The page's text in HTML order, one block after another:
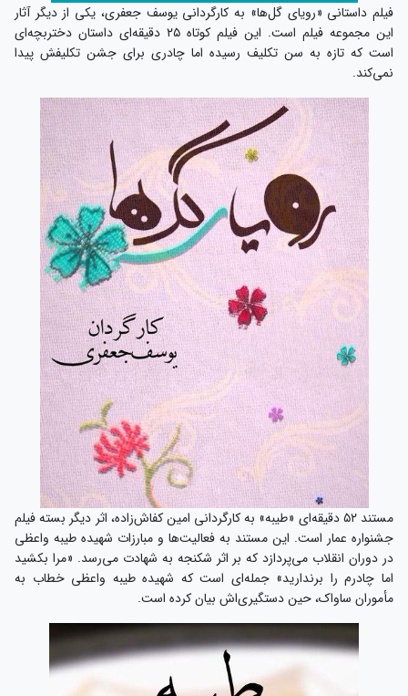
فیلم داستانی «رویای گل‌ها» به کارگردانی یوسف جعفری، یکی از دیگر آثار
این مجموعه فیلم است. این فیلم کوتاه ۲۵ دقیقه‌ای داستان دختربچه‌ای
است که تازه به سن تکلیف رسیده اما چادری برای جشن تکلیفش پیدا
نمی‌کند.
مستند ۵۲ دقیقه‌ای «طیبه» به کارگردانی امین کفاش‌زاده، اثر دیگر بسته فیلم
جشنواره عمار است. این مستند به فعالیت‌ها و مبارزات شهیده طیبه واعظی
در دوران انقلاب می‌پردازد که بر اثر شکنجه به شهادت می‌رسد. «مرا بکشید
اما چادرم را برندارید» جمله‌ای است که شهیده طیبه واعظی خطاب به
مأموران ساواک، حین دستگیری‌اش بیان کرده است.